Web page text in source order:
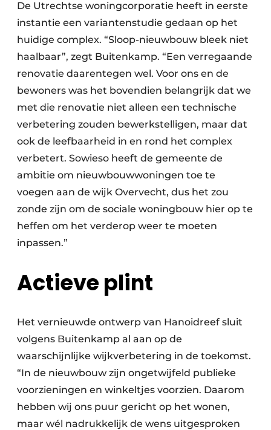
De Utrechtse woningcorporatie heeft in eerste
instantie een variantenstudie gedaan op het
huidige complex. “Sloop-nieuwbouw bleek niet
haalbaar”, zegt Buitenkamp. “Een verregaande
renovatie daarentegen wel. Voor ons en de
bewoners was het bovendien belangrijk dat we
met die renovatie niet alleen een technische
verbetering zouden bewerkstelligen, maar dat
ook de leefbaarheid in en rond het complex
verbetert. Sowieso heeft de gemeente de
ambitie om nieuwbouwwoningen toe te
voegen aan de wijk Overvecht, dus het zou
zonde zijn om de sociale woningbouw hier op te
heffen om het verderop weer te moeten
inpassen.”
Actieve plint
Het vernieuwde ontwerp van Hanoidreef sluit
volgens Buitenkamp al aan op de
waarschijnlijke wijkverbetering in de toekomst.
“In de nieuwbouw zijn ongetwijfeld publieke
voorzieningen en winkeltjes voorzien. Daarom
hebben wij ons puur gericht op het wonen,
maar wél nadrukkelijk de wens uitgesproken